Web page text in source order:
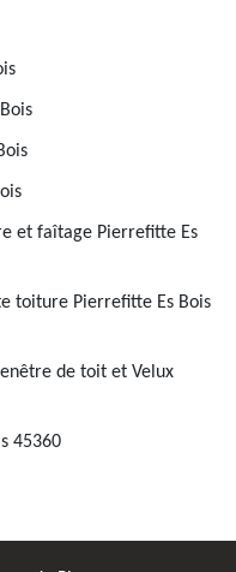
et faîtage Pierrefitte Es
toiture Pierrefitte Es Bois
de toit et Velux
45360